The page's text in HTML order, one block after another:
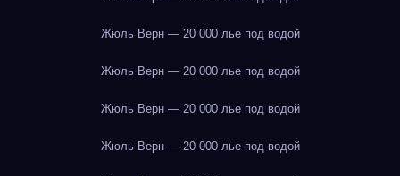
Жюль Верн — 20 000 лье под водой
Жюль Верн — 20 000 лье под водой
Жюль Верн — 20 000 лье под водой
Жюль Верн — 20 000 лье под водой